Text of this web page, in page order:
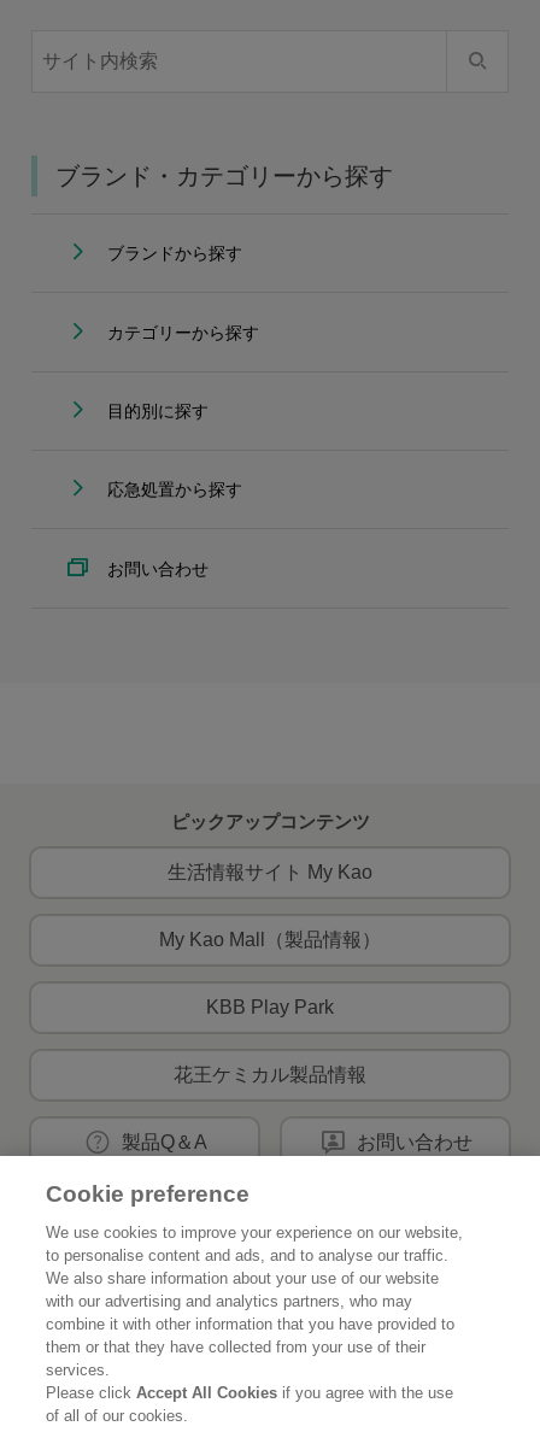
ブランド・カテゴリーから探す
ブランドから探す
カテゴリーから探す
目的別に探す
応急処置から探す
お問い合わせ
ピックアップコンテンツ
生活情報サイト My Kao
My Kao Mall（製品情報）
KBB Play Park
花王ケミカル製品情報
製品Q＆A お問い合わせ
花王公式SNSアカウント
サステナビリティ
Cookie preference
We use cookies to improve your experience on our website,
to personalise content and ads, and to analyse our traffic.
We also share information about your use of our website
with our advertising and analytics partners, who may
combine it with other information that you have provided to
them or that they have collected from your use of their
services.
Please clickAccept All Cookies if you agree with the use
of all of our cookies.